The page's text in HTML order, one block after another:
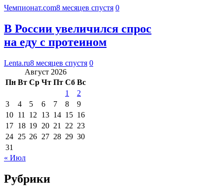
Чемпионат.com8 месяцев спустя 0
В России увеличился спрос
на еду с протеином
Lenta.ru8 месяцев спустя 0
Август 2026
Пн Вт Ср Чт Пт Сб Вс
1
2
3
4 5 6 7 8
9
10 11 12 13 14 15 16
17 18 19 20 21 22 23
24 25 26 27 28 29 30
31
« Июл
Рубрики